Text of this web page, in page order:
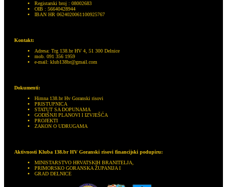
Registarski broj : 08002683
OIB : 56640428944
IBAN HR 0624020061100925767
Kontakt:
Adresa: Trg 138.br HV 4, 51 300 Delnice
mob. 091 356 1959
e-mail: klub138br@gmail.com
Dokumenti:
Himna 138.br Hv Goranski risovi
PRISTUPNICA
STATUT SA DOPUNAMA
GODIŠNJI PLANOVI I IZVJEŠĆA
PROJEKTI
ZAKON O UDRUGAMA
Aktivnosti Kluba 138.br HV Goranski risovi financijski podupiru:
MINISTARSTVO HRVATSKIH BRANITELJA,
PRIMORSKO GORANSKA ŽUPANIJA I
GRAD DELNICE